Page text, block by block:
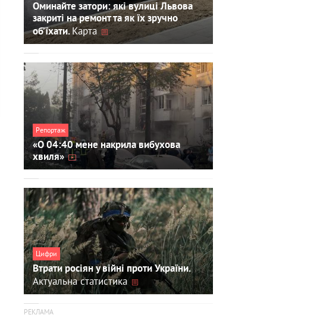
Оминайте затори: які вулиці Львова
закриті на ремонт та як їх зручно
об’їхати. Карта
Репортаж
«О 04:40 мене накрила вибухова
хвиля»
Цифри
Втрати росіян у війні проти України.
Актуальна статистика